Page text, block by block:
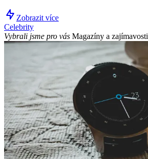
Zobrazit více
Celebrity
Vybrali jsme pro vás Magazíny a zajímavosti